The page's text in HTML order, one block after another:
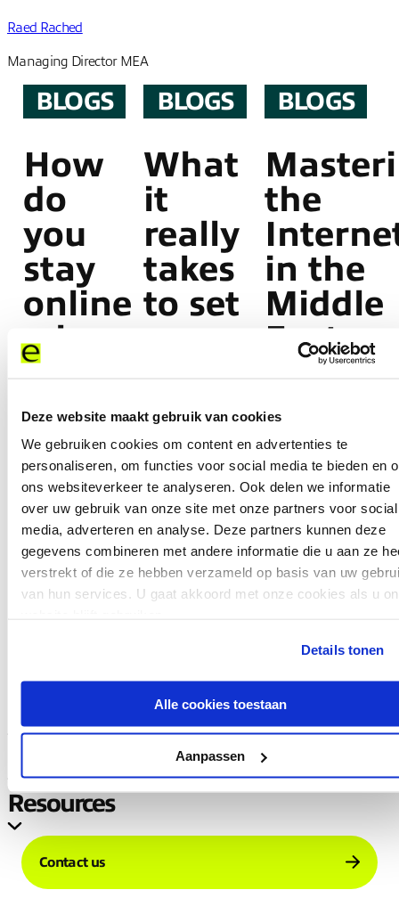
Deze website maakt gebruik van cookies
We gebruiken cookies om content en advertenties te
personaliseren, om functies voor social media te bieden en
ons websiteverkeer te analyseren. Ook delen we informatie
over uw gebruik van onze site met onze partners voor social
media, adverteren en analyse. Deze partners kunnen deze
gegevens combineren met andere informatie die u aan ze
verstrekt of die ze hebben verzameld op basis van uw
van hun services. U gaat akkoord met onze cookies als u
Details tonen
Alle cookies toestaan
Aanpassen
Raed Rached
Managing Director MEA
BLOGS
How
do
you
stay
online
when
infrastructure
fails?
Read more
BLOGS
What
it
really
takes
to set
enterprise-
grade
internet
in
Africa
Read more
BLOGS
the
in the
Middle
East:
Build
scale
faster
Read more
Resources
Contact us